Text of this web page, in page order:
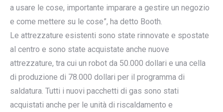
a usare le cose, importante imparare a gestire un negozio
e come mettere su le cose”, ha detto Booth.
Le attrezzature esistenti sono state rinnovate e spostate
al centro e sono state acquistate anche nuove
attrezzature, tra cui un robot da 50.000 dollari e una cella
di produzione di 78.000 dollari per il programma di
saldatura. Tutti i nuovi pacchetti di gas sono stati
acquistati anche per le unità di riscaldamento e